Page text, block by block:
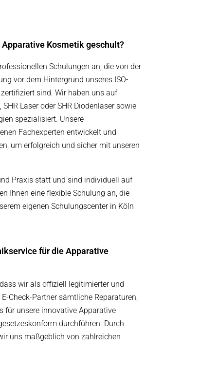
Apparative Kosmetik geschult?
Schulungen an, die von der
vor dem Hintergrund unseres ISO-
sind. Wir haben uns auf
Laser oder SHR Diodenlaser sowie
spezialisiert. Unsere
Fachexperten entwickelt und
um erfolgreich und sicher mit unseren
Praxis statt und sind individuell auf
Ihnen eine flexible Schulung an, die
eigenen Schulungscenter in Köln
für die Apparative
wir als offiziell legitimierter und
Check-Partner sämtliche Reparaturen,
für unsere innovative Apparative
durchführen. Durch
uns maßgeblich von zahlreichen